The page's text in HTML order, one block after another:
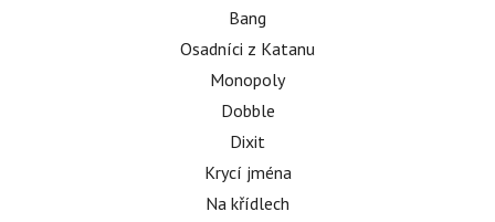
Bang
Osadníci z Katanu
Monopoly
Dobble
Dixit
Krycí jména
Na křídlech